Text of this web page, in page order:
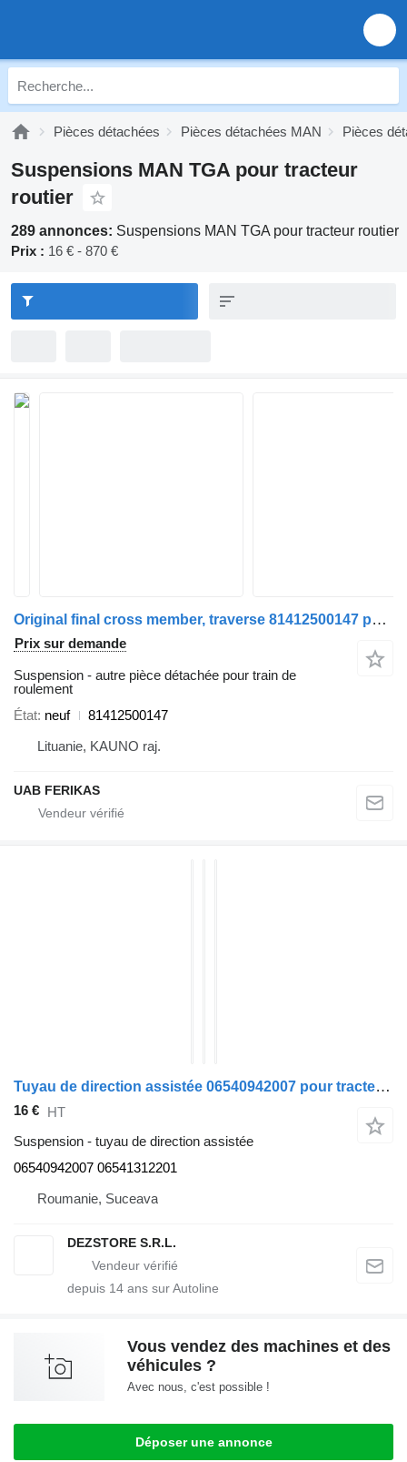
Pièces détachées Pièces détachées MAN Pièces
Suspensions MAN TGA pour tracteur
routier
289 annonces: Suspensions MAN TGA pour tracteur routier
Prix : 16 € - 870 €
Original final cross member, traverse 81412500147 pour tracteur routier MAN TGX, TGA
Prix sur demande
Suspension - autre pièce détachée pour train de
roulement
État neuf
81412500147
Lituanie, KAUNO raj.
UAB FERIKAS
Tuyau de direction assistée 06540942007 pour tracteur routier MAN TGA
16 € HT
Suspension - tuyau de direction assistée
06540942007 06541312201
Roumanie, Suceava
DEZSTORE S.R.L.
depuis 14 ans sur Autoline
Vous vendez des machines et des
véhicules ?
Avec nous, c'est possible !
Déposer une annonce